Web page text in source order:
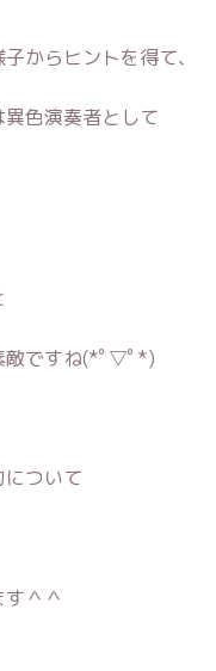
からヒントを得て、
色演奏者として
敵ですね(*ﾟ▽ﾟ*)
ついて
＾＾